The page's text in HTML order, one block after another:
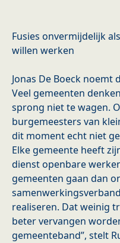
Fusies onvermijdelijk
willen werken
Jonas De Boeck noemt
Veel gemeenten
sprong niet te wagen.
burgemeesters van
dit moment echt niet
Elke gemeente heeft
dienst openbare
gemeenten gaan dan
realiseren. Dat weinig
beter vervangen
gemeenteband”, stelt